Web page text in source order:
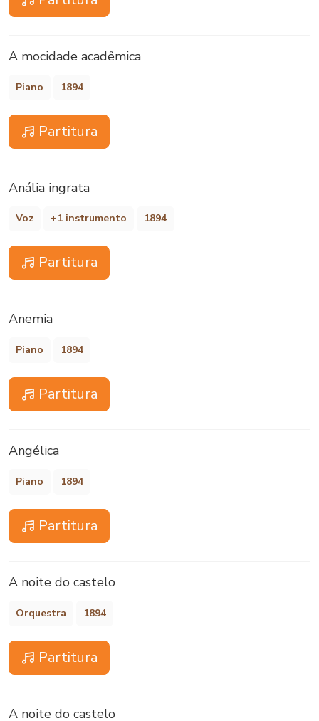
A mocidade acadêmica
Piano 1894
Partitura
Anália ingrata
Voz +1 instrumento 1894
Partitura
Anemia
Piano 1894
Partitura
Angélica
Piano 1894
Partitura
A noite do castelo
Orquestra 1894
Partitura
A noite do castelo